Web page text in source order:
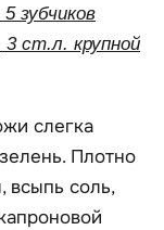
зубчиков
3 ст.л. крупной
слегка
Плотно
всыпь соль,